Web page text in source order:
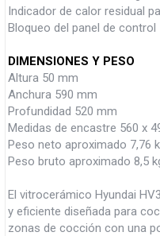
Indicador de calor residual
Bloqueo del panel de control
DIMENSIONES Y PESO
Altura 50 mm
Anchura 590 mm
Profundidad 520 mm
Medidas de encastre 560 x
Peso neto aproximado 7,76
Peso bruto aproximado 8,5
El vitrocerámico Hyundai
y eficiente diseñada para
zonas de cocción con una